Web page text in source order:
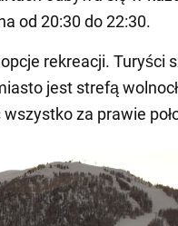
od 20:30 do 22:30.
rekreacji. Turyści
jest strefą
za prawie